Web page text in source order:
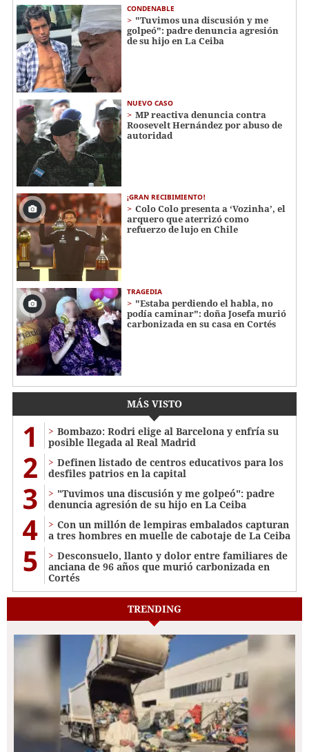
CONDENABLE
"Tuvimos una discusión y me
golpeó": padre denuncia agresión
de su hijo en La Ceiba
NUEVO CASO
MP reactiva denuncia contra
Roosevelt Hernández por abuso de
autoridad
¡GRAN RECIBIMIENTO!
Colo Colo presenta a ‘Vozinha’, el
arquero que aterrizó como
refuerzo de lujo en Chile
TRAGEDIA
"Estaba perdiendo el habla, no
podía caminar": doña Josefa murió
carbonizada en su casa en Cortés
MÁS VISTO
1
Bombazo: Rodri elige al Barcelona y enfría su
posible llegada al Real Madrid
2
Definen listado de centros educativos para los
desfiles patrios en la capital
3
"Tuvimos una discusión y me golpeó": padre
denuncia agresión de su hijo en La Ceiba
4
Con un millón de lempiras embalados capturan
a tres hombres en muelle de cabotaje de La Ceiba
5
​​​​Desconsuelo, llanto y dolor entre familiares de
anciana de 96 años que murió carbonizada en
Cortés
TRENDING